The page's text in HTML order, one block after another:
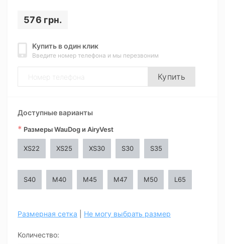
576 грн.
Купить в один клик
Введите номер телефона и мы перезвоним
Купить
Доступные варианты
* Размеры WauDog и AiryVest
XS22 XS25 XS30 S30 S35
S40 M40 M45 M47 M50 L65
Размерная сетка Не могу выбрать размер
Количество: